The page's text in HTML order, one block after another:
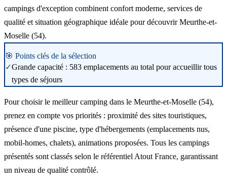
campings d'exception combinent confort moderne, services de
qualité et situation géographique idéale pour découvrir Meurthe-et-
Moselle (54).
🎯 Points clés de la sélection
✓Grande capacité : 583 emplacements au total pour accueillir tous
types de séjours
Pour choisir le meilleur camping dans le Meurthe-et-Moselle (54),
prenez en compte vos priorités : proximité des sites touristiques,
présence d'une piscine, type d'hébergements (emplacements nus,
mobil-homes, chalets), animations proposées. Tous les campings
présentés sont classés selon le référentiel Atout France, garantissant
un niveau de qualité contrôlé.